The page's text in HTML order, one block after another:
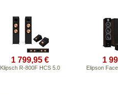
1 799,95 €
Klipsch R-800F HCS 5.0
1
Elipson